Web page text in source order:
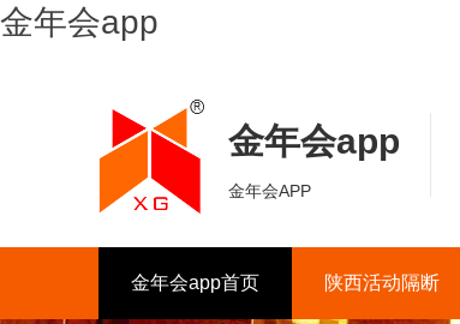
金年会app
金年会app
金年会APP
金年会app首页 陕西活动隔断